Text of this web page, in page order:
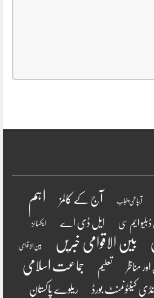
آبپاشی پنجاب آج کے کالمز
اہم
ایم سی ایل ڈی اے ایکسائز
بین الاقوامی خبریں بین الاقوامی
اور مناظر تعلیم
جماعت اسلامی
کینٹونمنٹ بورڈ ریلوے پاکستان